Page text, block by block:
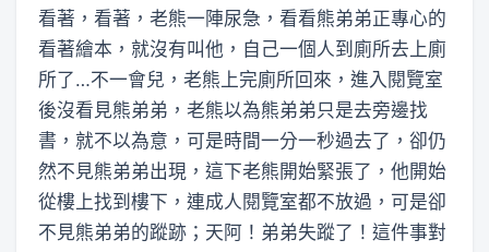
看著，看著，老熊一陣尿急，看看熊弟弟正專心的
看著繪本，就沒有叫他，自己一個人到廁所去上廁
所了…不一會兒，老熊上完廁所回來，進入閱覽室
後沒看見熊弟弟，老熊以為熊弟弟只是去旁邊找
書，就不以為意，可是時間一分一秒過去了，卻仍
然不見熊弟弟出現，這下老熊開始緊張了，他開始
從樓上找到樓下，連成人閱覽室都不放過，可是卻
不見熊弟弟的蹤跡；天阿！弟弟失蹤了！這件事對